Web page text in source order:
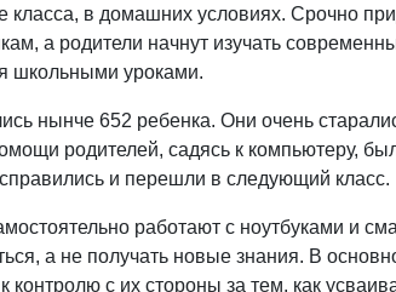
класса, в домашних условиях. Срочно
а родители начнут изучать
школьными уроками.
нынче 652 ребенка. Они очень
родителей, садясь к компьютеру,
и перешли в следующий класс.
работают с ноутбуками и
а не получать новые знания. В
контролю с их стороны за тем, как